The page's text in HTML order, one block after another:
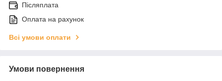
Післяплата
Оплата на рахунок
Всі умови оплати
Умови повернення